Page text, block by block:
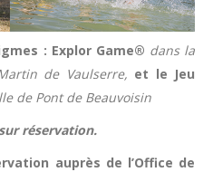
: Explor Game® dans la
de Vaulserre, et le Jeu
de Pont de Beauvoisin
réservation.
auprès de l’Office de